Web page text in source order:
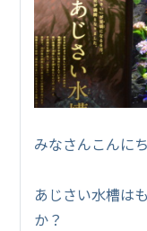
みなさんこんに
あじさい水槽は
か？